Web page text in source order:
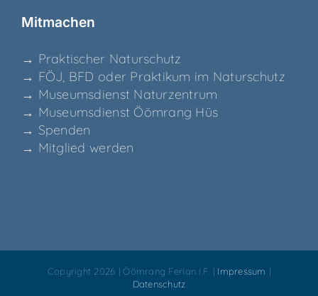
Mit­ma­chen
→ Prak­ti­scher Naturschutz
→ FÖJ, BFD oder Prak­ti­kum im Naturschutz
→ Muse­ums­dienst Naturzentrum
→ Muse­ums­dienst Ööm­rang Hüs
→ Spen­den
→ Mit­glied werden
Copyright 2026 | Öömrang Ferian i.F. | Impressum |
Datenschutz